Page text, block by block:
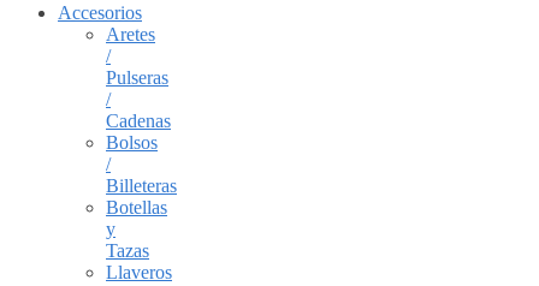
Accesorios
Aretes
/
Pulseras
/
Cadenas
Bolsos
/
Billeteras
Botellas
y
Tazas
Llaveros